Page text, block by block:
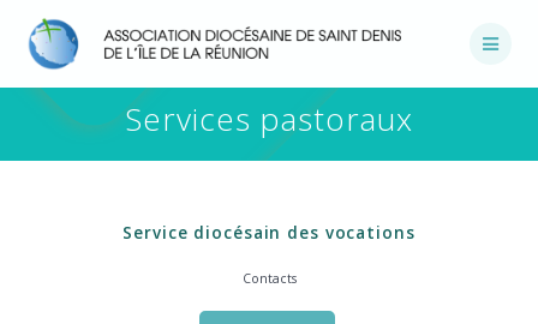
au
contenu
Services pastoraux
Service diocésain des vocations
Contacts